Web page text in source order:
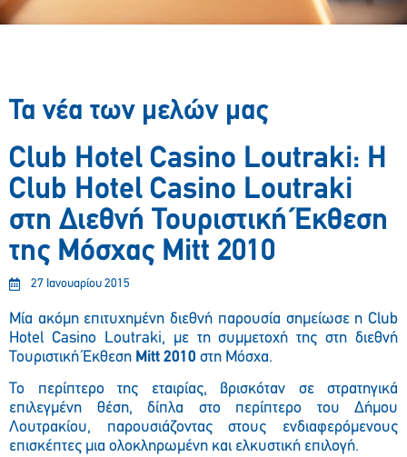
Τα νέα των μελών μας
Club Hotel Casino Loutraki: Η
Club Hotel Casino Loutraki
στη Διεθνή Τουριστική Έκθεση
της Μόσχας Mitt 2010
27 Ιανουαρίου 2015
Μία ακόμη επιτυχημένη διεθνή παρουσία σημείωσε η Club
Hotel Casino Loutraki, με τη συμμετοχή της στη διεθνή
Τουριστική Έκθεση Μitt 2010 στη Μόσχα.
Το περίπτερο της εταιρίας, βρισκόταν σε στρατηγικά
επιλεγμένη θέση, δίπλα στο περίπτερο του Δήμου
Λουτρακίου, παρουσιάζοντας στους ενδιαφερόμενους
επισκέπτες μια ολοκληρωμένη και ελκυστική επιλογή.